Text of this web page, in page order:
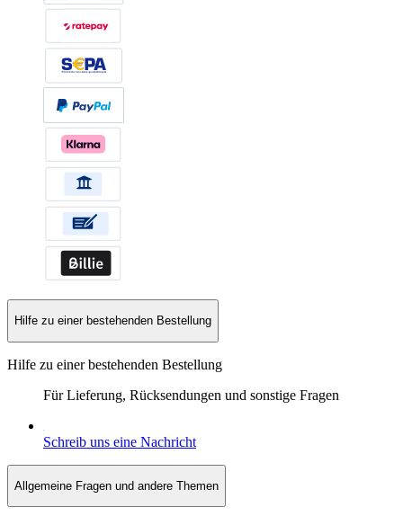
Hilfe zu einer bestehenden Bestellung
Hilfe zu einer bestehenden Bestellung
Für Lieferung, Rücksendungen und sonstige Fragen
Schreib uns eine Nachricht
Allgemeine Fragen und andere Themen